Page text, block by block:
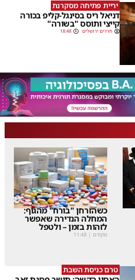
יריית פתיחה מסקרנת
דניאל ריס בסינגל-קליפ בכורה
קייצי ותוסס "בשורה"
חרדים ירושלים 18:48
כשהזרחן "בורח" מהגוף:
המחלה הנדירה שאפשר
לזהות בזמן – ולטפל
מקודם |
11:48
טרם כניסת השבת